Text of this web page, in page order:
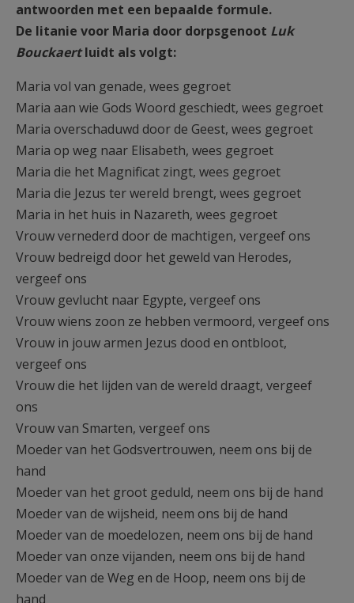
antwoorden met een bepaalde formule.
De litanie voor Maria door dorpsgenoot Luk
Bouckaertluidt als volgt:
Maria vol van genade, wees gegroet
Maria aan wie Gods Woord geschiedt, wees gegroet
Maria overschaduwd door de Geest, wees gegroet
Maria op weg naar Elisabeth, wees gegroet
Maria die het Magnificat zingt, wees gegroet
Maria die Jezus ter wereld brengt, wees gegroet
Maria in het huis in Nazareth, wees gegroet
Vrouw vernederd door de machtigen, vergeef ons
Vrouw bedreigd door het geweld van Herodes,
vergeef ons
Vrouw gevlucht naar Egypte, vergeef ons
Vrouw wiens zoon ze hebben vermoord, vergeef ons
Vrouw in jouw armen Jezus dood en ontbloot,
vergeef ons
Vrouw die het lijden van de wereld draagt, vergeef
ons
Vrouw van Smarten, vergeef ons
Moeder van het Godsvertrouwen, neem ons bij de
hand
Moeder van het groot geduld, neem ons bij de hand
Moeder van de wijsheid, neem ons bij de hand
Moeder van de moedelozen, neem ons bij de hand
Moeder van onze vijanden, neem ons bij de hand
Moeder van de Weg en de Hoop, neem ons bij de
hand